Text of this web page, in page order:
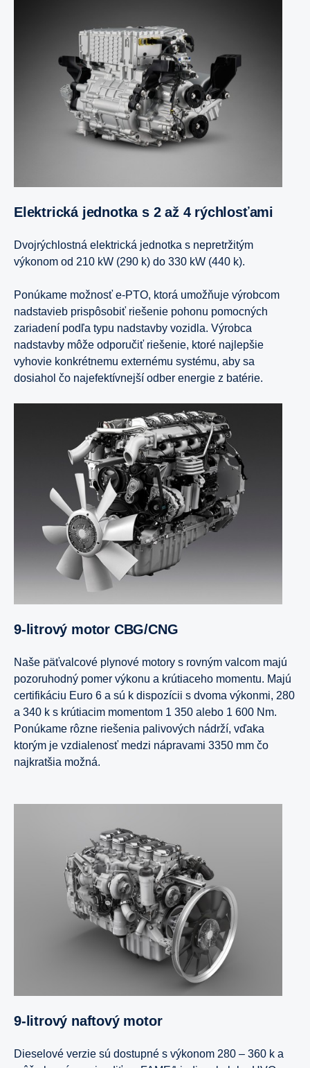
Elektrická jednotka s 2 až 4 rýchlosťami
Dvojrýchlostná elektrická jednotka s nepretržitým
výkonom od 210 kW (290 k) do 330 kW (440 k).
Ponúkame možnosť e-PTO, ktorá umožňuje výrobcom
nadstavieb prispôsobiť riešenie pohonu pomocných
zariadení podľa typu nadstavby vozidla. Výrobca
nadstavby môže odporučiť riešenie, ktoré najlepšie
vyhovie konkrétnemu externému systému, aby sa
dosiahol čo najefektívnejší odber energie z batérie.
9-litrový motor CBG/CNG
Naše päťvalcové plynové motory s rovným valcom majú
pozoruhodný pomer výkonu a krútiaceho momentu. Majú
certifikáciu Euro 6 a sú k dispozícii s dvoma výkonmi, 280
a 340 k s krútiacim momentom 1 350 alebo 1 600 Nm.
Ponúkame rôzne riešenia palivových nádrží, vďaka
ktorým je vzdialenosť medzi nápravami 3350 mm čo
najkratšia možná.
9-litrový naftový motor
Dieselové verzie sú dostupné s výkonom 280 – 360 k a